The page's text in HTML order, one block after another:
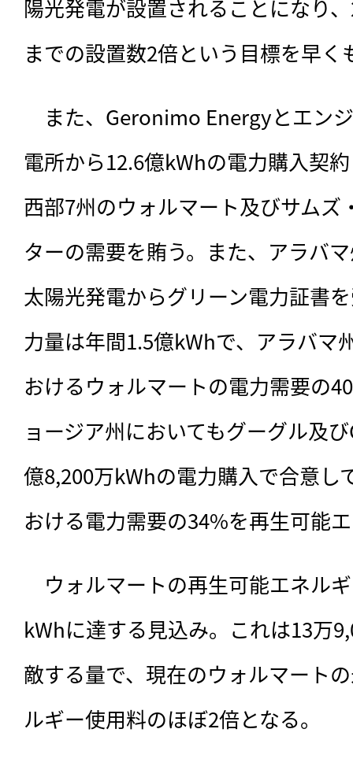
陽光発電が設置されることになり
までの設置数2倍という目標を早く
また、Geronimo Energyとエン
電所から12.6億kWhの電力購入契
西部7州のウォルマート及びサムズ
ターの需要を賄う。また、アラバ
太陽光発電からグリーン電力証書
力量は年間1.5億kWhで、アラバマ
おけるウォルマートの電力需要の
ョージア州においてもグーグル及
億8,200万kWhの電力購入で合意し
おける電力需要の34%を再生可能
ウォルマートの再生可能エネル
kWhに達する見込み。これは13万
敵する量で、現在のウォルマート
ルギー使用料のほぼ2倍となる。